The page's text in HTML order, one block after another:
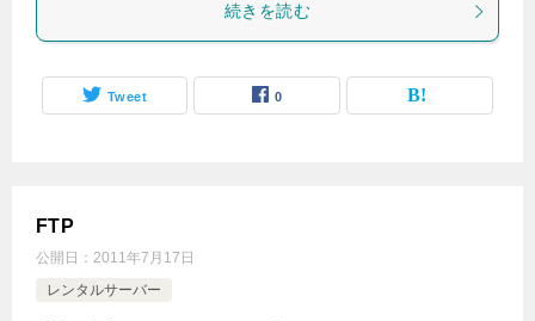
続きを読む
Tweet 0
FTP
公開日： 2011年7月17日
レンタルサーバー